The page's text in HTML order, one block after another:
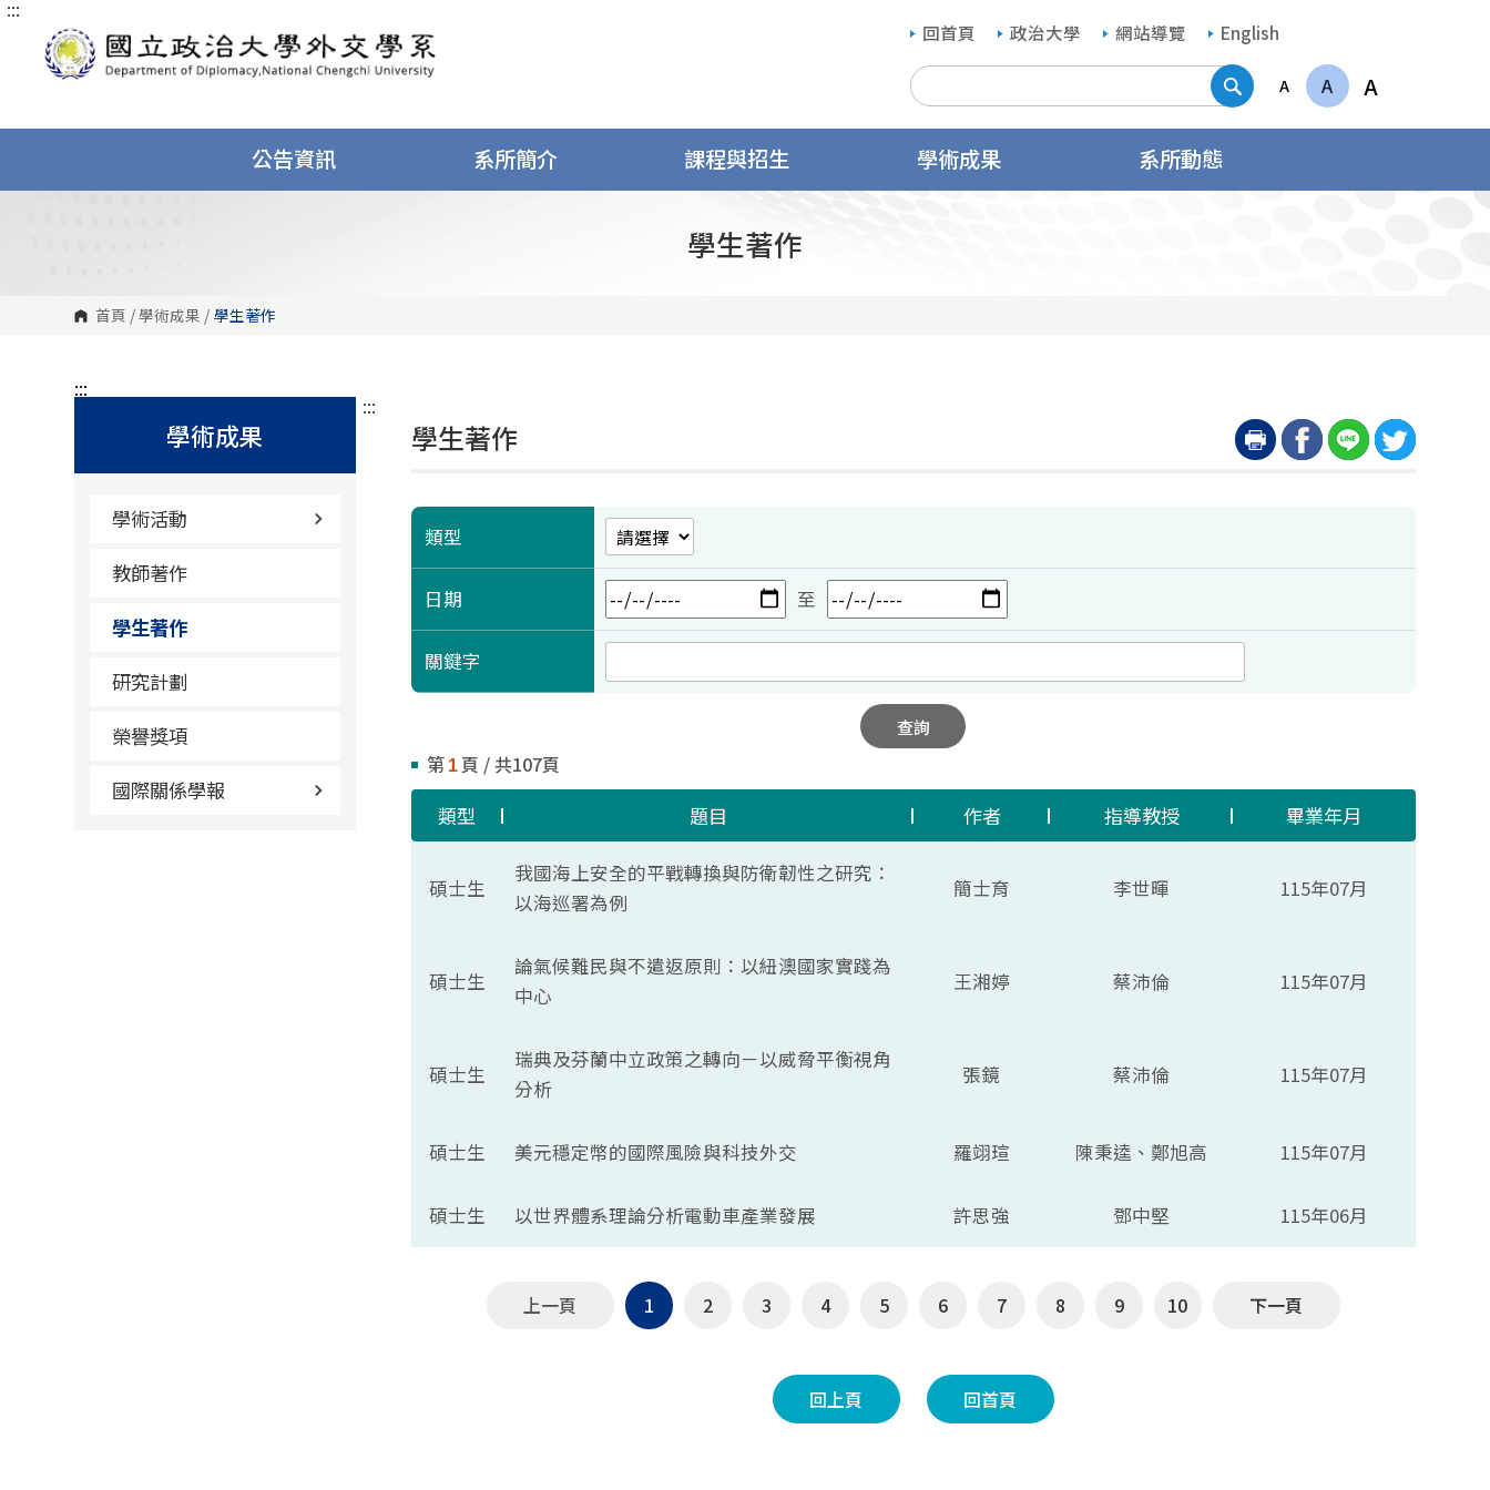
跳
塊
:::
回首頁 政治大學 網站導覽 English
搜尋A A A
公告資訊 系所簡介 課程與招生 學術成果 系所動態
學生著作
首頁 /學術成果 / 學生著作
:::
學術成果
學術活動
教師著作
學生著作
研究計劃
榮譽獎項
國際關係學報
:::
學生著作
類型
日期 至
關鍵字
查詢
第 1 頁 / 共107頁
類型 題目 作者 指導教授 畢業年月
碩士生
我國海上安全的平戰轉換與防衛韌性之研究：
以海巡署為例
簡士育 李世暉 115年07月
碩士生
論氣候難民與不遣返原則：以紐澳國家實踐為
中心
王湘婷 蔡沛倫 115年07月
碩士生
瑞典及芬蘭中立政策之轉向－以威脅平衡視角
分析
張鏡 蔡沛倫 115年07月
碩士生 美元穩定幣的國際風險與科技外交 羅翊瑄 陳秉逵、鄭旭高 115年07月
碩士生 以世界體系理論分析電動車產業發展 許思強 鄧中堅 115年06月
上一頁 1 2 3 4 5 6 7 8 9 10 下一頁
回上頁 回首頁